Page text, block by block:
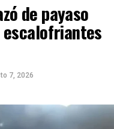
de payaso
7, 2026